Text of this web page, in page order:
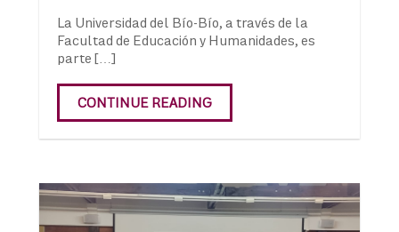
La Universidad del Bío-Bío, a través de la
Facultad de Educación y Humanidades, es
parte […]
CONTINUE READING